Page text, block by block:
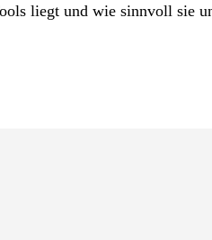
liegt und wie sinnvoll sie